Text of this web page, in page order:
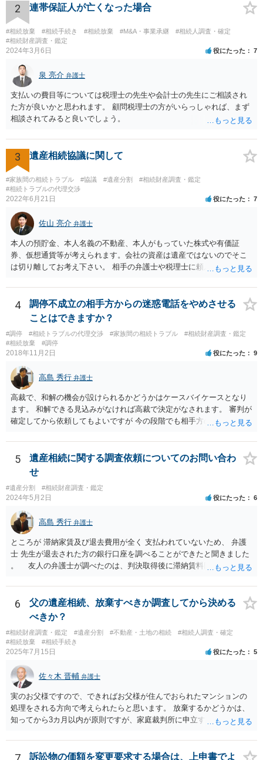
資料を持っているようであれば、主張書面とは別で提出できます。も
し、お姉さんに見られたくないような資料がある場合、「非開示の希
望に関する申出書」と共に提出することも考えられます。 ご質問：書
いた方が良い事と書かない方が良い事 回答： お姉さんが申立書の「申
立ての趣旨」のところに書いている遺産の分け方に対して意見があれ
ば、まずそれを書くとよいです。 次に「申立ての理由」のところに、
なぜ調停を申し立てたのか(例えば、あかささんと話合いが出来ない／
決裂した、など)や亡くなった方・あかささん・お姉さん間の事情やい
きさつなどが書かれていると思うので、あかささんから見てそれは違
うと感じるところは、どのように違うのか、など書くとよいです。 そ
の他、お姉さんの申立書には書かれていないけど、どのように遺産を
った等)、それも書くとよいです。 書かない方が良いと思うことは、遺
産分割に関係ない(と思われる)いきさつを沢山盛り込むことだと考えま
す(あくまで遺産分割に関係することに留める方が、裁判所や調停委員
の方に事情を理解してもらいやすいと思います)。
2 連帯保証人が亡くなった場合
#相続放棄 #相続手続き #相続放棄 #M&A・事業承継
#相続人調査・確定
#相続財産調査・鑑定
2024年3月6日 役にたった 7
泉 亮介 弁護士
支払いの費目等については税理士の先生や会計士の先生にご相談され
た方が良いかと思われます。 顧問税理士の方がいらっしゃれば、まず
相談されてみると良いでしょう。
3 遺産相続協議に関して
#家族間の相続トラブル #協議 #遺産分割
#相続財産調査・鑑定
#相続トラブルの代理交渉
2022年6月21日 役にたった 7
佐山 亮介 弁護士
本人の預貯金、本人名義の不動産、本人がもっていた株式や有価証
券、仮想通貨等が考えられます。会社の資産は遺産ではないのでそこ
は切り離してお考え下さい。 相手の弁護士や税理士に頼んでも守秘義
意に開示を求め、応じなければ「調査嘱託」という手続きを使って銀
行等に照会をかけることになるでしょう。 不動産は、相続登記が済ん
でいなければ市役所ないし区役所に、お子様と義父様のつながりがわ
かる戸籍一式を揃えてもちこみ、「名寄せ」という手続きをすると、
分かると思います。遺産分割協議書の偽造等により既に相続登記され
てしまっている場合は、住所などに当たりをつけて登記名義を調べて
すが、現代では、各々が自由に価格設定をしていますので、特に相場
はお示しできません。ただし、かつて日本弁護士連合会が設けていた
報酬基準を踏まえて価格設定している弁護士は一定数いると思います
ので、それが一応の目安となるでしょう。
4
調停不成立の相手方からの迷惑電話をやめさせる
ことはできますか？
#調停 #相続トラブルの代理交渉 #家族間の相続トラブル
#相続財産調査・鑑定
#相続放棄
#調停
2018年11月2日 役にたった 9
高島 秀行 弁護士
高裁で、和解の機会が設けられるかどうかはケースバイケースとなり
ます。 和解できる見込みがなければ高裁で決定がなされます。 審判が
確定してから依頼してもよいですが 今の段階でも相手方の連絡が迷惑
5
遺産相続に関する調査依頼についてのお問い合わ
せ
#遺産分割 #相続財産調査・鑑定
2024年5月2日 役にたった 6
高島 秀行 弁護士
ところが 滞納家賃及び退去費用が全く 支払われていないため、 弁護
士 先生が退去された方の銀行口座を調べることができたと聞きました
。 友人の弁護士が調べたのは、判決取得後に滞納賃料回収のため
預金の入出金履歴を調べたわけではありません。 残念ながら、事案
や目的も異なりますし、開示の内容も異なります。
6
父の遺産相続、放棄すべきか調査してから決める
べきか？
#相続財産調査・鑑定 #遺産分割 #不動産・土地の相続
#相続人調査・確定
#相続放棄
#相続手続き
2025年7月15日 役にたった 5
佐々木 晋輔 弁護士
実のお父様ですので、できればお父様が住んでおられたマンションの
処理をされる方向で考えられたらと思います。 放棄するかどうかは、
知ってから3カ月以内が原則ですが、家庭裁判所に申立すれば3カ月の
放棄するかどうか決めることができます。 銀行やサラ金が数年も放置
することはありませんので、数年後に借金が発見される可能性はほぼ
訴訟物の価額を変更要求する場合は、上申書でよ